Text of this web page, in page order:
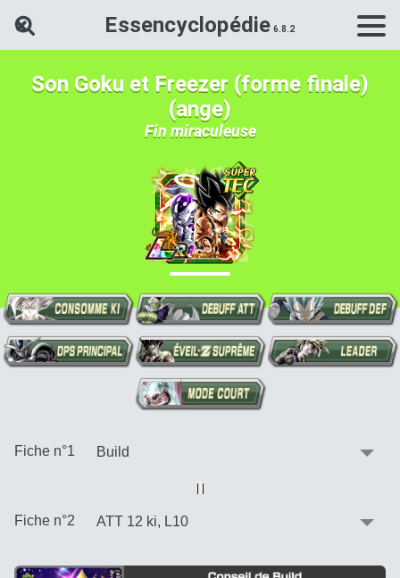
Essencyclopédie
Rechercher une carte Dokkan
Son Goku et Freezer (forme finale)
(ange)
Fin miraculeuse
Fiche n°1
Vue alternative
| |
Fiche n°2